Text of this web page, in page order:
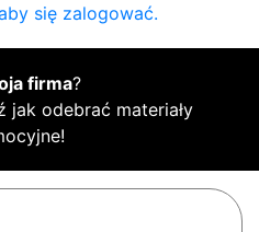
się zalogować.
firma?
jak odebrać materiały